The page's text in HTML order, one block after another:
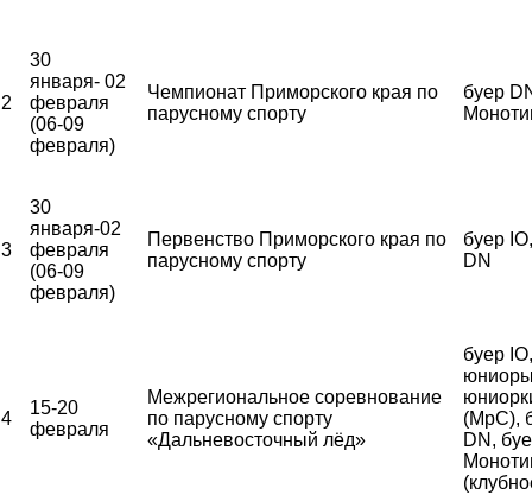
2
30
января- 02
февраля
(06-09
февраля)
Чемпионат Приморского края по
парусному спорту
буер
3
30
января-02
февраля
(06-09
февраля)
Первенство Приморского края по
парусному спорту
буер
DN
4
15-20
февраля
Межрегиональное соревнование
по парусному спорту
«Дальневосточный лёд»
буер
(МрС),
DN,